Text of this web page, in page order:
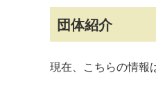
団体紹介
現在、こちらの情報